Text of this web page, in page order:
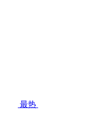
最热